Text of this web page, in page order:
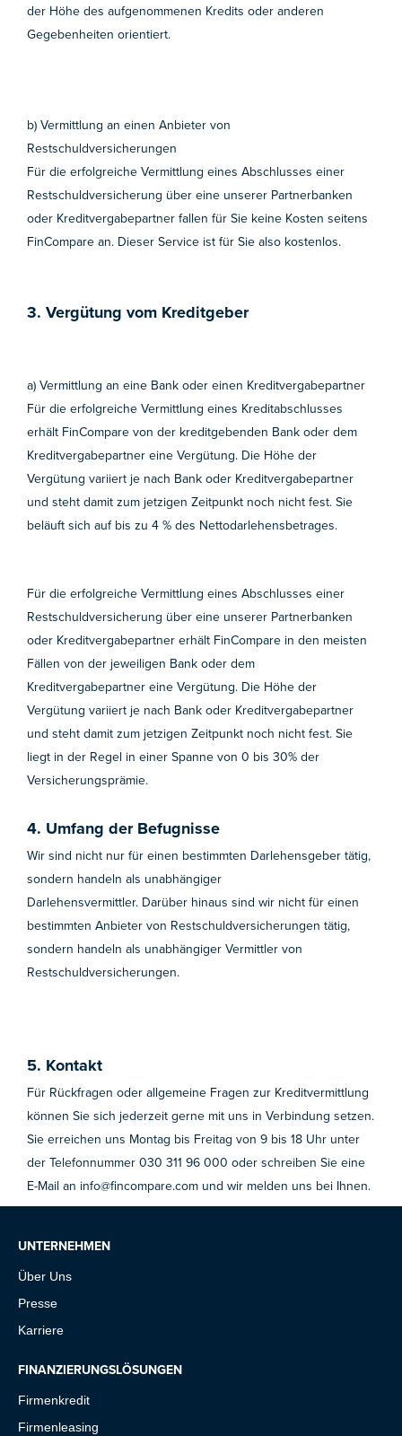
der Höhe des aufgenommenen Kredits oder anderen
Gegebenheiten orientiert.
b) Vermittlung an einen Anbieter von
Restschuldversicherungen
Für die erfolgreiche Vermittlung eines Abschlusses einer
Restschuldversicherung über eine unserer Partnerbanken
oder Kreditvergabepartner fallen für Sie keine Kosten seitens
FinCompare an. Dieser Service ist für Sie also kostenlos.
3. Vergütung vom Kreditgeber
a) Vermittlung an eine Bank oder einen Kreditvergabepartner
Für die erfolgreiche Vermittlung eines Kreditabschlusses
erhält FinCompare von der kreditgebenden Bank oder dem
Kreditvergabepartner eine Vergütung. Die Höhe der
Vergütung variiert je nach Bank oder Kreditvergabepartner
und steht damit zum jetzigen Zeitpunkt noch nicht fest. Sie
beläuft sich auf bis zu 4 % des Nettodarlehensbetrages.
Für die erfolgreiche Vermittlung eines Abschlusses einer
Restschuldversicherung über eine unserer Partnerbanken
oder Kreditvergabepartner erhält FinCompare in den meisten
Fällen von der jeweiligen Bank oder dem
Kreditvergabepartner eine Vergütung. Die Höhe der
Vergütung variiert je nach Bank oder Kreditvergabepartner
und steht damit zum jetzigen Zeitpunkt noch nicht fest. Sie
liegt in der Regel in einer Spanne von 0 bis 30% der
Versicherungsprämie.
4. Umfang der Befugnisse
Wir sind nicht nur für einen bestimmten Darlehensgeber tätig,
sondern handeln als unabhängiger
Darlehensvermittler. Darüber hinaus sind wir nicht für einen
bestimmten Anbieter von Restschuldversicherungen tätig,
sondern handeln als unabhängiger Vermittler von
Restschuldversicherungen.
5. Kontakt
Für Rückfragen oder allgemeine Fragen zur Kreditvermittlung
können Sie sich jederzeit gerne mit uns in Verbindung setzen.
Sie erreichen uns Montag bis Freitag von 9 bis 18 Uhr unter
der Telefonnummer 030 311 96 000 oder schreiben Sie eine
E-Mail an info@fincompare.com und wir melden uns bei Ihnen.
UNTERNEHMEN
Über Uns
Presse
Karriere
FINANZIERUNGSLÖSUNGEN
Firmenkredit
Firmenleasing